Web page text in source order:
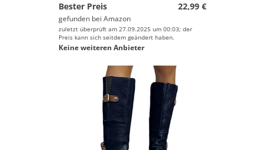
Bester Preis
22,99 €
gefunden bei Amazon
zuletzt überprüft am 27.09.2025 um 00:03; der
Preis kann sich seitdem geändert haben.
Keine weiteren Anbieter